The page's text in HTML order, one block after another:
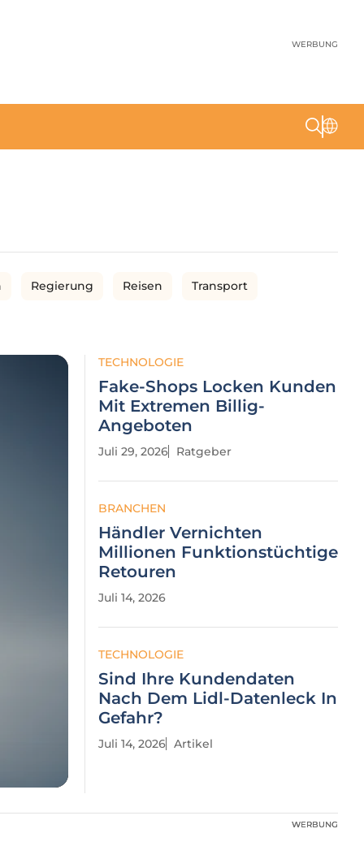
WERBUNG
Regierung Reisen Transport
TECHNOLOGIE
Fake-Shops Locken Kunden
Mit Extremen Billig-
Angeboten
Juli 29, 2026 Ratgeber
BRANCHEN
Händler Vernichten
Millionen Funktionstüchtige
Retouren
Juli 14, 2026
TECHNOLOGIE
Sind Ihre Kundendaten
Nach Dem Lidl-Datenleck In
Gefahr?
Juli 14, 2026 Artikel
WERBUNG
WERBUNG